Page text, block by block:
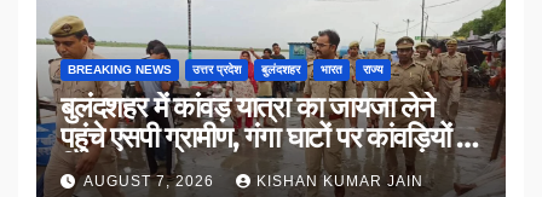
BREAKING NEWS उत्तर प्रदेश बुलंदशहर भारत राज्य
बुलंदशहर में कांवड़ यात्रा का जायजा लेने
पहुंचे एसपी ग्रामीण, गंगा घाटों पर कांवड़ियों से
किया संवाद
AUGUST 7, 2026 KISHAN KUMAR JAIN